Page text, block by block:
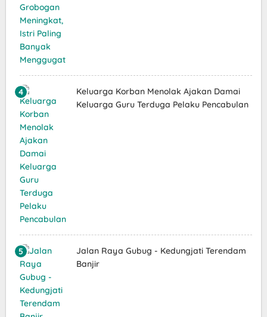
Keluarga Korban Menolak Ajakan Damai
Keluarga Guru Terduga Pelaku Pencabulan
Jalan Raya Gubug - Kedungjati Terendam
Banjir